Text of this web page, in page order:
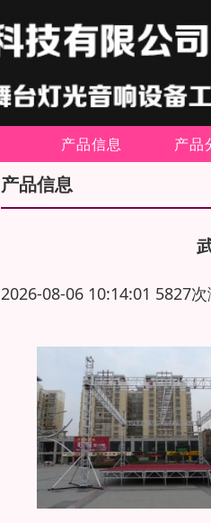
产品信息 产品
产品信息
2026-08-06 10:14:01 5827